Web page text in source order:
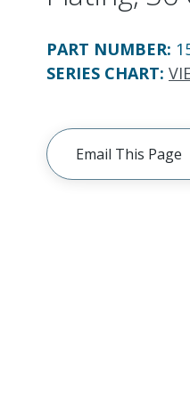
PART NUMBER:
SERIES CHART:
Email This Page